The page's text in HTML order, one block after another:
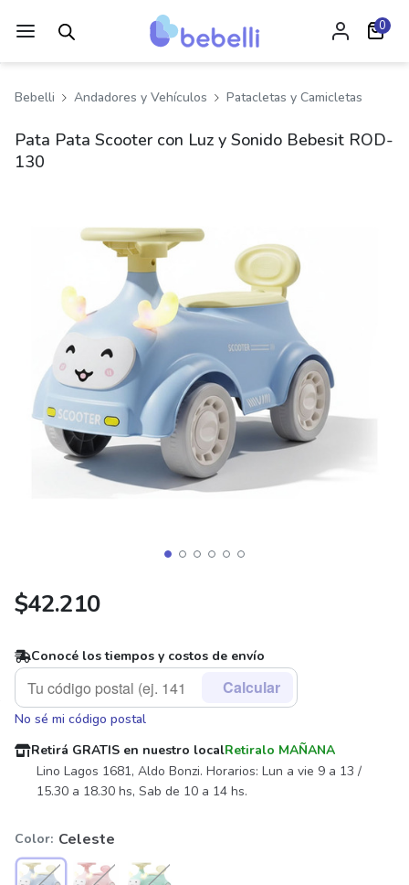
0
Bebelli Andadores y Vehículos Patacletas y Camicletas
Pata Pata Scooter con Luz y Sonido Bebesit ROD-
130
$42.210
Conocé los tiempos y costos de envío
Calcular
No sé mi código postal
Retirá GRATIS en nuestro localRetiralo MAÑANA
Lino Lagos 1681, Aldo Bonzi. Horarios: Lun a vie 9 a 13 /
15.30 a 18.30 hs, Sab de 10 a 14 hs.
Color Celeste